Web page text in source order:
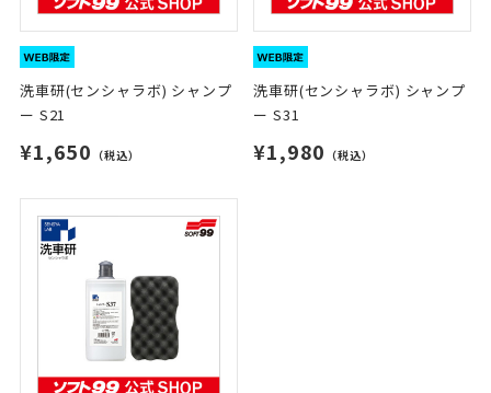
洗車研(センシャラボ) シャンプ
ー S21
¥1,650 （税込）
洗車研(センシャラボ) シャンプ
ー S31
¥1,980 （税込）